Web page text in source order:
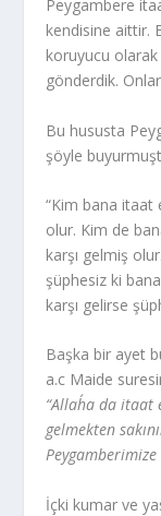
Peygambere
kendisine aittir.
koruyucu
gönderdik.
Bu hususta
şöyle
“Kim bana itaat
olur. Kim de
karşı gelmiş
şüphesiz ki
karşı gelirse
Başka bir ayet
a.c Maide
“Allah´a da
gelmekten
İçki kumar ve